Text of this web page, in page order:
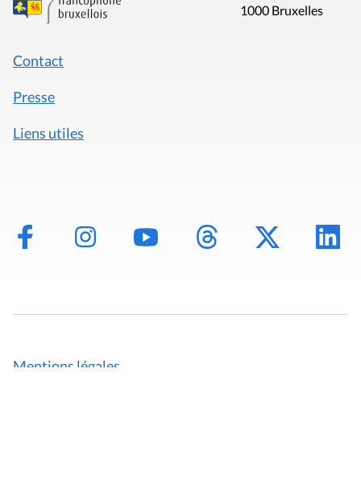
1000 Bruxelles
Contact
Presse
Liens utiles
Mentions légales